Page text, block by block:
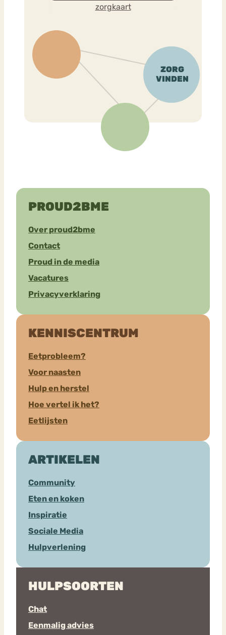
zorgkaart
PROUD2BME
Over proud2bme
Contact
Proud in de media
Vacatures
Privacyverklaring
KENNISCENTRUM
Eetprobleem?
Voor naasten
Hulp en herstel
Hoe vertel ik het?
Eetlijsten
ARTIKELEN
Community
Eten en koken
Inspiratie
Sociale Media
Hulpverlening
HULPSOORTEN
Chat
Eenmalig advies